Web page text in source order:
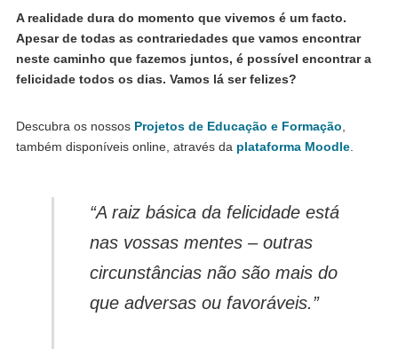
A realidade dura do momento que vivemos é um facto.
Apesar de todas as contrariedades que vamos encontrar
neste caminho que fazemos juntos, é possível encontrar a
felicidade todos os dias. Vamos lá ser felizes?
Descubra os nossos Projetos de Educação e Formação
também disponíveis online, através da plataforma Moodle.
“A raiz básica da felicidade está
nas vossas mentes – outras
circunstâncias não são mais do
que adversas ou favoráveis.”